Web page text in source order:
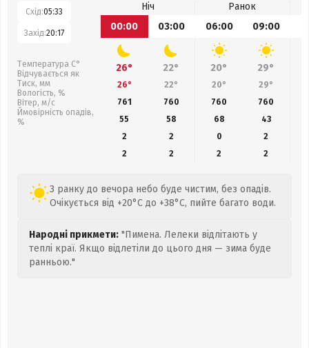
Схід:05:33
Захід:20:17
Температура С°
Відчувається як
Тиск, мм
Вологість, %
Вітер, м/с
Ймовірність опадів,
%
Ніч
Ранок
00:00
03:00 06:00 09:00
26° 22° 20° 29°
26° 22° 20° 29°
761
760 760 760
55
58 68 43
2
2 0
2
2
2 2 2
З ранку до вечора небо буде чистим, без опадів.
Очікується від +20°C до +38°C, пийте багато води.
Народні прикмети: "Пимена. Лелеки відлітають у
теплі краї. Якщо відлетіли до цього дня — зима буде
ранньою."